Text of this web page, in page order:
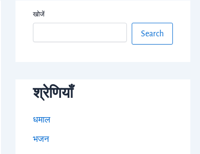
खोजें
Search
श्रेणियाँ
धमाल
भजन